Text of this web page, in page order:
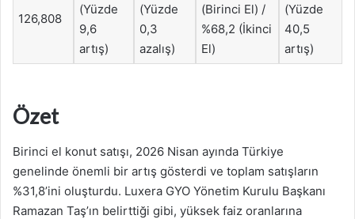
126,808
(Yüzde
9,6
artış)
(Yüzde
0,3
azalış)
(Birinci El) /
%68,2 (İkinci
El)
(Yüzde
40,5
artış)
Özet
Birinci el konut satışı, 2026 Nisan ayında Türkiye
genelinde önemli bir artış gösterdi ve toplam satışların
%31,8’ini oluşturdu. Luxera GYO Yönetim Kurulu Başkanı
Ramazan Taş’ın belirttiği gibi, yüksek faiz oranlarına